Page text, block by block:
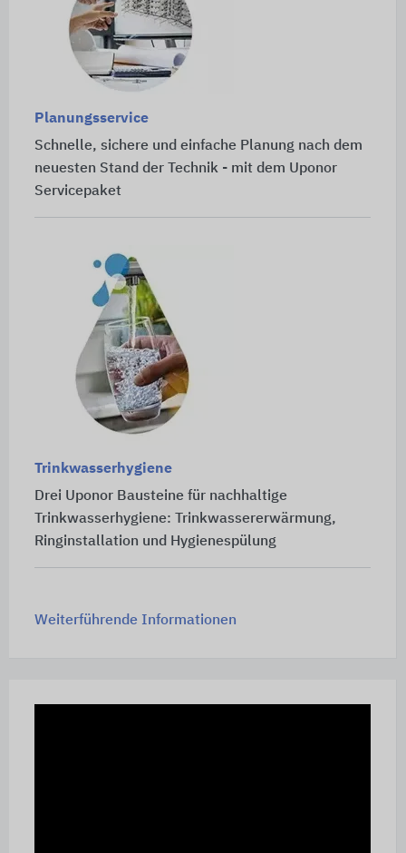
Planungsservice
Schnelle, sichere und einfache Planung nach dem
neuesten Stand der Technik - mit dem Uponor
Servicepaket
Trinkwasserhygiene
Drei Uponor Bausteine für nachhaltige
Trinkwasserhygiene: Trinkwassererwärmung,
Ringinstallation und Hygienespülung
Weiterführende Informationen